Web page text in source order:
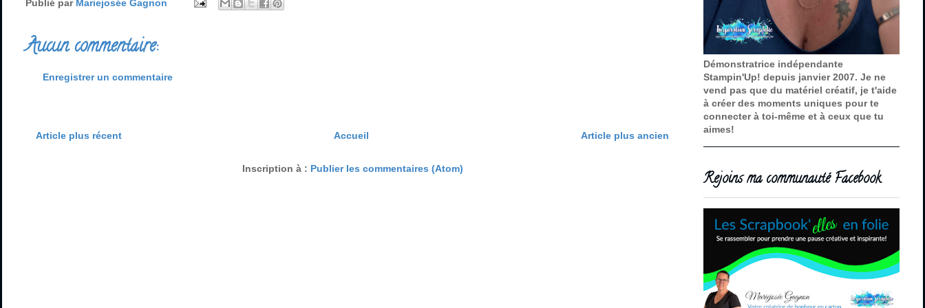
Publié par Mariejosée Gagnon
Aucun commentaire:
Enregistrer un commentaire
Article plus récent Article plus ancien
Accueil
Inscription à : Publier les commentaires (Atom)
Démonstratrice indépendante
Stampin'Up! depuis janvier 2007. Je ne
vend pas que du matériel créatif, je t'aide
à créer des moments uniques pour te
connecter à toi-même et à ceux que tu
aimes!
Rejoins ma communauté Facebook